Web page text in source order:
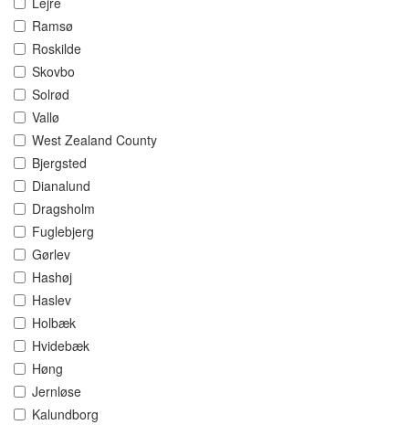
Ramsø
Roskilde
Skovbo
Solrød
Vallø
West Zealand County
Bjergsted
Dianalund
Dragsholm
Fuglebjerg
Gørlev
Hashøj
Haslev
Holbæk
Hvidebæk
Høng
Jernløse
Kalundborg